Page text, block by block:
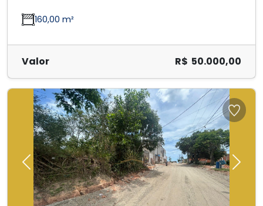
160,00 m²
Valor R$ 50.000,00
Previous Next